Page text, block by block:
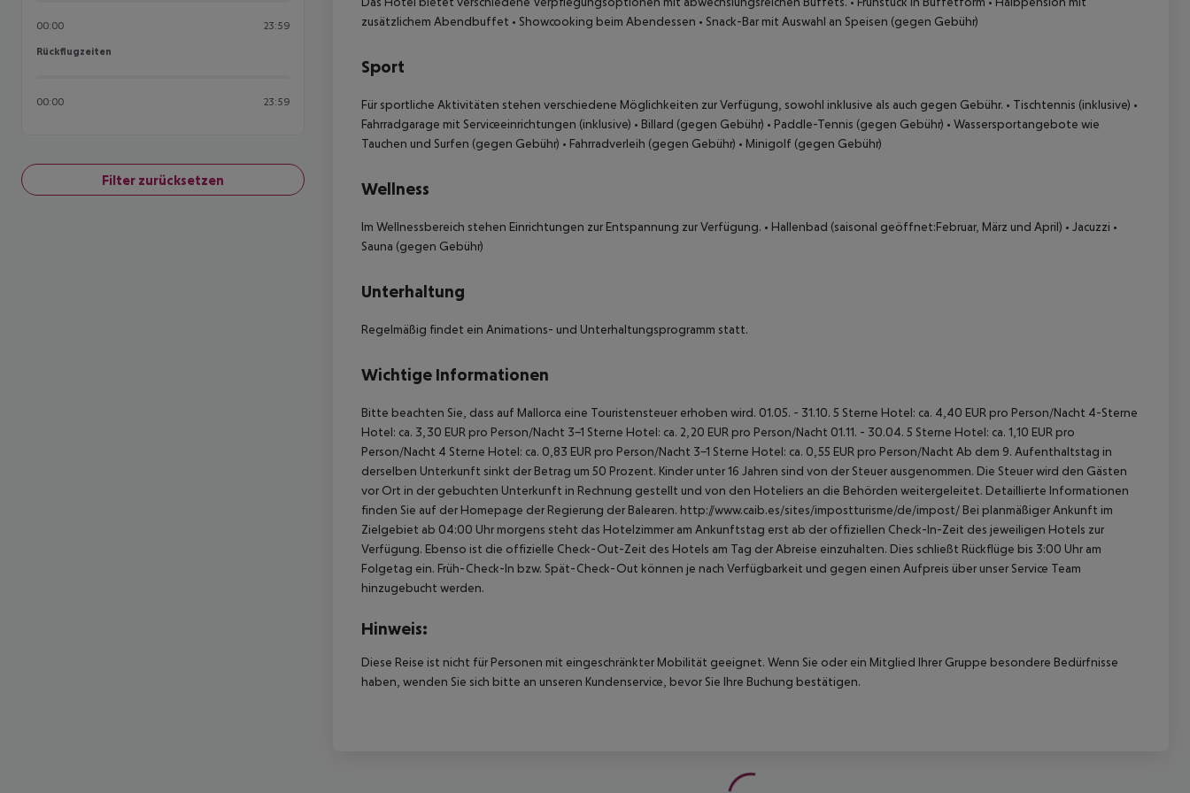
00:00 23:59
Rückflugzeiten
Rückflugzeiten
00:00 23:59
Filter zurücksetzen
zusätzlichem Abendbuffet • Showcooking beim Abendessen • Snack-Bar mit Auswahl an Speisen (gegen Gebühr)
Sport
Für sportliche Aktivitäten stehen verschiedene Möglichkeiten zur Verfügung, sowohl inklusive als auch gegen Gebühr. • Tischtennis (inklusive) •
Fahrradgarage mit Serviceeinrichtungen (inklusive) • Billard (gegen Gebühr) • Paddle-Tennis (gegen Gebühr) • Wassersportangebote wie
Tauchen und Surfen (gegen Gebühr) • Fahrradverleih (gegen Gebühr) • Minigolf (gegen Gebühr)
Wellness
Im Wellnessbereich stehen Einrichtungen zur Entspannung zur Verfügung. • Hallenbad (saisonal geöffnet:Februar, März und April) • Jacuzzi •
Sauna (gegen Gebühr)
Unterhaltung
Regelmäßig findet ein Animations- und Unterhaltungsprogramm statt.
Wichtige Informationen
Bitte beachten Sie, dass auf Mallorca eine Touristensteuer erhoben wird. 01.05. - 31.10. 5 Sterne Hotel: ca. 4,40 EUR pro Person/Nacht 4-Sterne
Hotel: ca. 3,30 EUR pro Person/Nacht 3-1 Sterne Hotel: ca. 2,20 EUR pro Person/Nacht 01.11. - 30.04. 5 Sterne Hotel: ca. 1,10 EUR pro
Person/Nacht 4 Sterne Hotel: ca. 0,83 EUR pro Person/Nacht 3-1 Sterne Hotel: ca. 0,55 EUR pro Person/Nacht Ab dem 9. Aufenthaltstag in
derselben Unterkunft sinkt der Betrag um 50 Prozent. Kinder unter 16 Jahren sind von der Steuer ausgenommen. Die Steuer wird den Gästen
vor Ort in der gebuchten Unterkunft in Rechnung gestellt und von den Hoteliers an die Behörden weitergeleitet. Detaillierte Informationen
finden Sie auf der Homepage der Regierung der Balearen. http://www.caib.es/sites/impostturisme/de/impost/ Bei planmäßiger Ankunft im
Zielgebiet ab 04:00 Uhr morgens steht das Hotelzimmer am Ankunftstag erst ab der offiziellen Check-In-Zeit des jeweiligen Hotels zur
Verfügung. Ebenso ist die offizielle Check-Out-Zeit des Hotels am Tag der Abreise einzuhalten. Dies schließt Rückflüge bis 3:00 Uhr am
Folgetag ein. Früh-Check-In bzw. Spät-Check-Out können je nach Verfügbarkeit und gegen einen Aufpreis über unser Service Team
hinzugebucht werden.
Hinweis:
Diese Reise ist nicht für Personen mit eingeschränkter Mobilität geeignet. Wenn Sie oder ein Mitglied Ihrer Gruppe besondere Bedürfnisse
haben, wenden Sie sich bitte an unseren Kundenservice, bevor Sie Ihre Buchung bestätigen.